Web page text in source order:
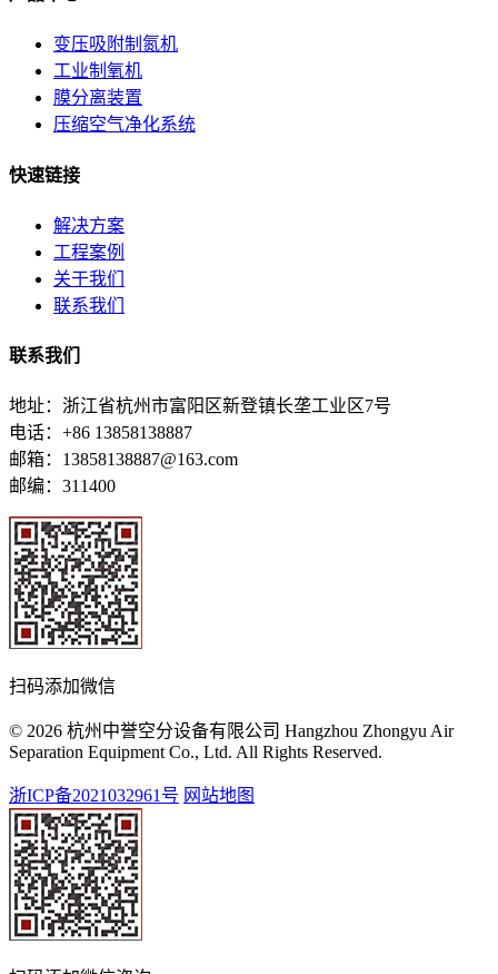
变压吸附制氮机
工业制氧机
膜分离装置
压缩空气净化系统
快速链接
解决方案
工程案例
关于我们
联系我们
联系我们
地址：浙江省杭州市富阳区新登镇长垄工业区7号
电话：+86 13858138887
邮箱：13858138887@163.com
邮编：311400
扫码添加微信
© 2026 杭州中誉空分设备有限公司 Hangzhou Zhongyu Air
Separation Equipment Co., Ltd. All Rights Reserved.
浙ICP备2021032961号 网站地图